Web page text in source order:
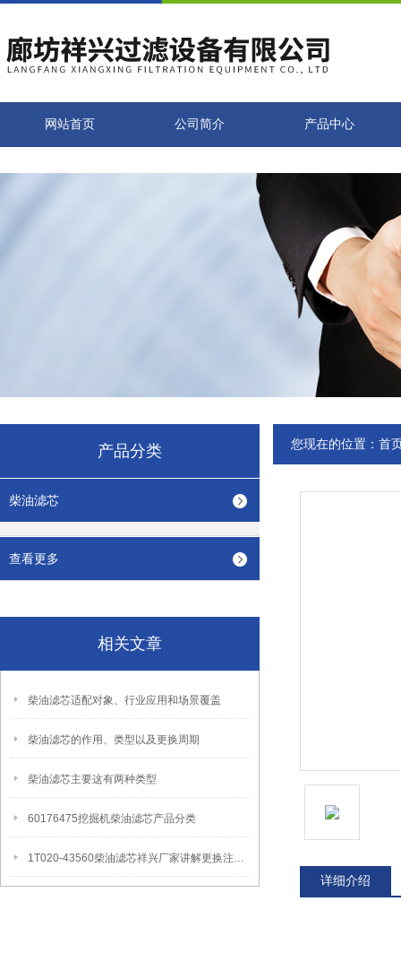
网站首页 公司简介 产品中心
产品分类
柴油滤芯
查看更多
相关文章
柴油滤芯适配对象、行业应用和场景覆盖
柴油滤芯的作用、类型以及更换周期
柴油滤芯主要这有两种类型
60176475挖掘机柴油滤芯产品分类
1T020-43560柴油滤芯祥兴厂家讲解更换注意事项
您现在的位置： 首
详细介绍